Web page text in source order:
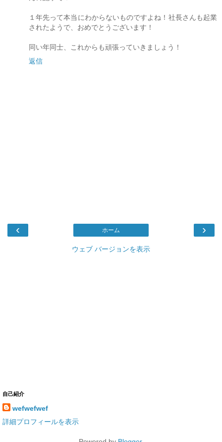
１年先って本当にわからないものですよね！社長さんも起業
されたようで、おめでとうございます！
同い年同士、これからも頑張っていきましょう！
返信
‹ ›
ホーム
ウェブ バージョンを表示
自己紹介
wefwefwef
詳細プロフィールを表示